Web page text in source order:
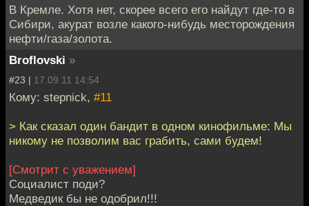
В Кремле. Хотя нет, скорее всего его найдут где-то в
Сибири, акурат возле какого-нибудь месторождения
нефти/газа/золота.
Broflovski »
#23 | 17.09.11 14:54
Кому: stepnick, #11
> Как сказал один бандит в одном кинофильме: Мы
никому не позволим вас грабить, сами будем!
[Смотрит с уважением]
Социалист поди?
Медведик бы не одобрил!!!